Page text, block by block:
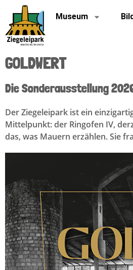
Museum
GOLDWERT
Die Sonderausstellung
Der Ziegeleipark ist ein
Mittelpunkt: der Ringofen IV,
das, was Mauern erzählen. Sie